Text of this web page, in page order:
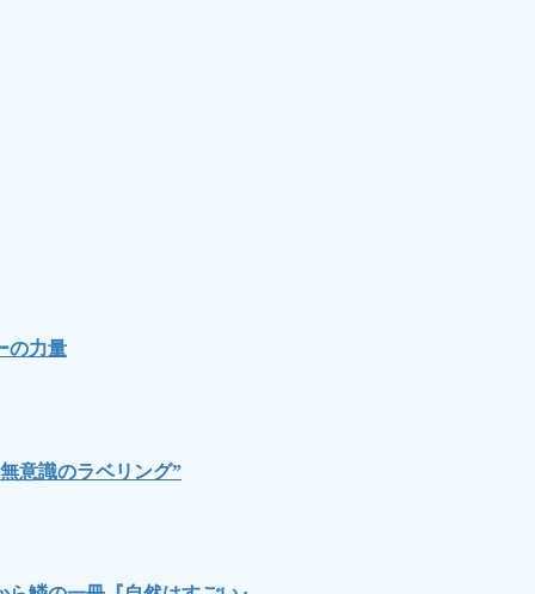
の力量
意識のラベリング”